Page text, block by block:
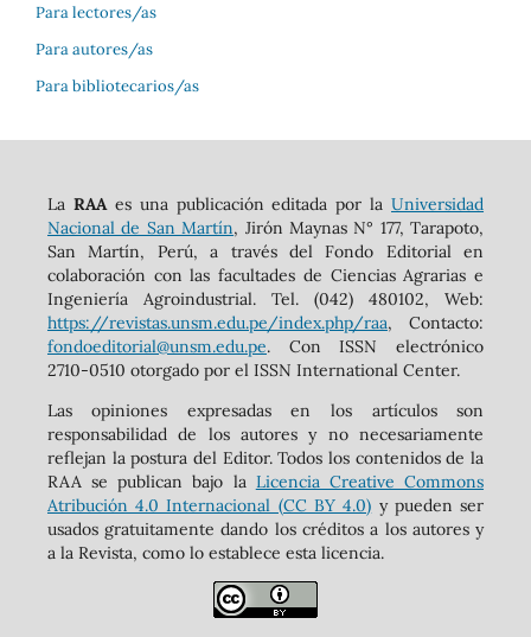
Para lectores/as
Para autores/as
Para bibliotecarios/as
La RAAes una publicación editada por laUniversidad
Nacional de San Martín, Jirón Maynas N° 177, Tarapoto,
San Martín, Perú, a través del Fondo Editorial en
colaboración con las facultades de Ciencias Agrarias e
Ingeniería Agroindustrial. Tel. (042) 480102, Web:
https://revistas.unsm.edu.pe/index.php/raa, Contacto:
fondoeditorial@unsm.edu.pe. Con ISSN electrónico
2710-0510 otorgado por el ISSN International Center.
Las opiniones expresadas en los artículos son
responsabilidad de los autores y no necesariamente
reflejan la postura del Editor. Todos los contenidos de la
RAA se publican bajo la Licencia Creative Commons
Atribución 4.0 Internacional (CC BY 4.0) y pueden ser
usados gratuitamente dando los créditos a los autores y
a la Revista, como lo establece esta licencia.